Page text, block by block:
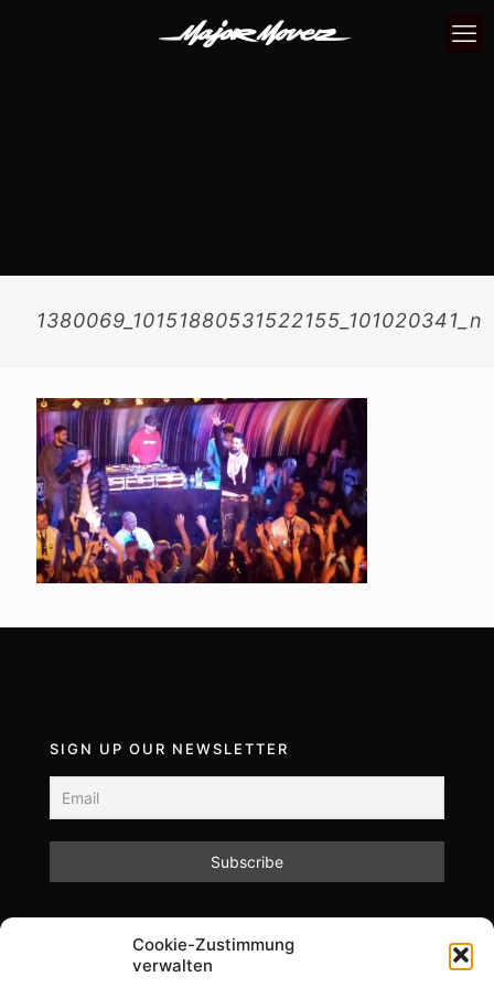
Cookie-Zustimmung
verwalten
1380069_10151880531522155_101020341_n
SIGN UP OUR NEWSLETTER
unsere Datenschutzrichtlinien.